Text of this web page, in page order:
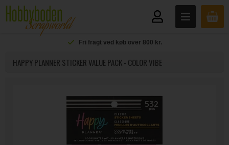
Fri fragt ved køb over 800 kr.
HAPPY PLANNER STICKER VALUE PACK - COLOR VIBE